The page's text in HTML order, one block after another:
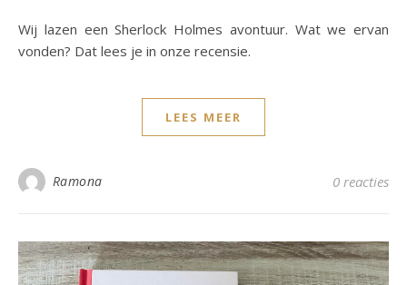
Wij lazen een Sherlock Holmes avontuur. Wat we ervan
vonden? Dat lees je in onze recensie.
LEES MEER
Ramona 0 reacties